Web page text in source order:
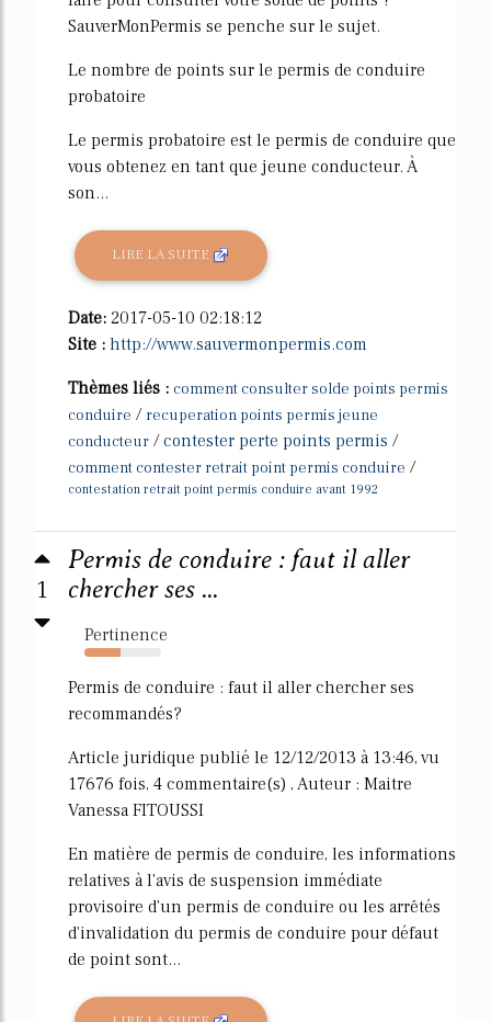
SauverMonPermis se penche sur le sujet.
Le nombre de points sur le permis de conduire
probatoire
Le permis probatoire est le permis de conduire que
vous obtenez en tant que jeune conducteur. À
son...
LIRE LA SUITE
Date: 2017-05-10 02:18:12
Site : http://www.sauvermonpermis.com
Thèmes liés : comment consulter solde points permis
conduire / recuperation points permis jeune
conducteur /contester perte points permis /
comment contester retrait point permis conduire /
contestation retrait point permis conduire avant 1992
1
Permis de conduire : faut il aller
chercher ses ...
Pertinence
47%
Permis de conduire : faut il aller chercher ses
recommandés?
Article juridique publié le 12/12/2013 à 13:46, vu
17676 fois, 4 commentaire(s) , Auteur : Maitre
Vanessa FITOUSSI
En matière de permis de conduire, les informations
relatives à l'avis de suspension immédiate
provisoire d'un permis de conduire ou les arrêtés
d'invalidation du permis de conduire pour défaut
de point sont...